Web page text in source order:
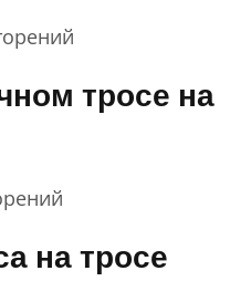
тросе на
на тросе